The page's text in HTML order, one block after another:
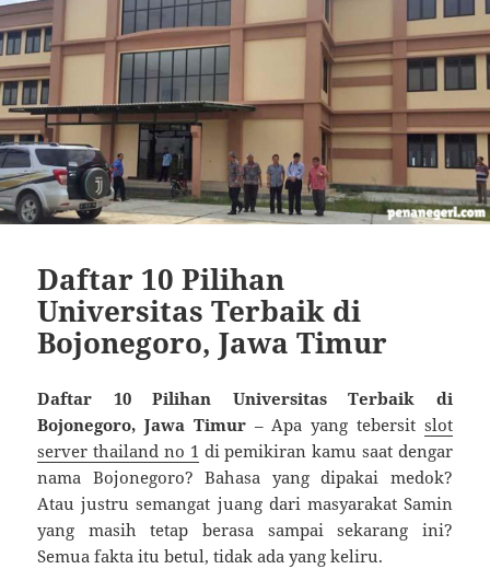
Daftar 10 Pilihan
Universitas Terbaik di
Bojonegoro, Jawa Timur
Daftar 10 Pilihan Universitas Terbaik di
Bojonegoro, Jawa Timur– Apa yang tebersit slot
server thailand no 1 di pemikiran kamu saat dengar
nama Bojonegoro? Bahasa yang dipakai medok?
Atau justru semangat juang dari masyarakat Samin
yang masih tetap berasa sampai sekarang ini?
Semua fakta itu betul, tidak ada yang keliru.